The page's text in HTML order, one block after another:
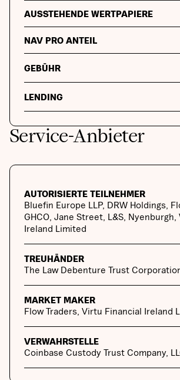
AUSSTEHENDE WERTPAPIERE
NAV PRO ANTEIL
GEBÜHR
LENDING
Service-Anbieter
AUTORISIERTE TEILNEHMER
Bluefin Europe LLP, DRW Holdings,
GHCO, Jane Street, L&S,
Ireland Limited
TREUHÄNDER
The Law Debenture Trust
MARKET MAKER
Flow Traders, Virtu Financial Ireland
VERWAHRSTELLE
Coinbase Custody Trust Company,